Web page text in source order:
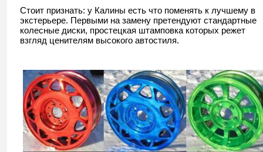
Стоит признать: у Калины есть что поменять к лучшему в
экстерьере. Первыми на замену претендуют стандартные
колесные диски, простецкая штамповка которых режет
взгляд ценителям высокого автостиля.